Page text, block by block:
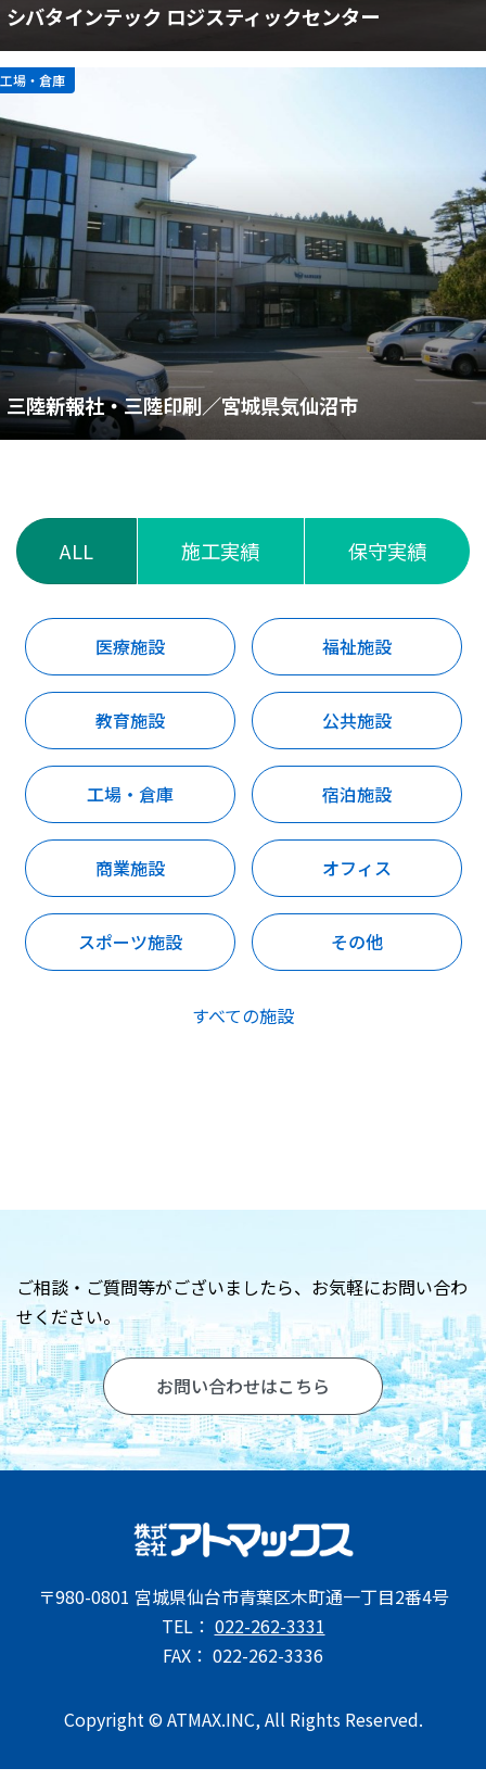
シバタインテック ロジスティックセンター
工場・倉庫
三陸新報社・三陸印刷／宮城県気仙沼市
ALL 施工実績 保守実績
医療施設 福祉施設
教育施設 公共施設
工場・倉庫 宿泊施設
商業施設 オフィス
スポーツ施設 その他
すべての施設
お問い合わせ
ご相談・ご質問等がございましたら、 お気軽にお問い合わ
せください。
お問い合わせはこちら
〒980-0801 宮城県仙台市青葉区木町通一丁目2番4号
TEL： 022-262-3331
FAX： 022-262-3336
Copyright © ATMAX.INC, All Rights Reserved.